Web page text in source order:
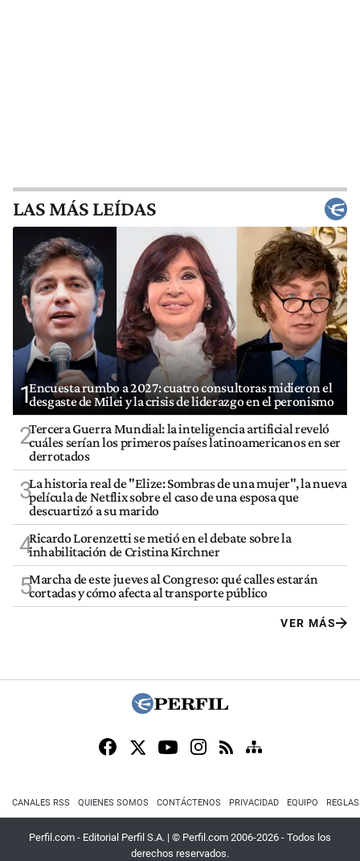
LAS MÁS LEÍDAS
1Encuesta rumbo a 2027: cuatro consultoras midieron el
desgaste de Milei y la crisis de liderazgo en el peronismo
2Tercera Guerra Mundial: la inteligencia artificial reveló
cuáles serían los primeros países latinoamericanos en ser
derrotados
3La historia real de "Elize: Sombras de una mujer", la nueva
película de Netflix sobre el caso de una esposa que
descuartizó a su marido
4Ricardo Lorenzetti se metió en el debate sobre la
inhabilitación de Cristina Kirchner
5Marcha de este jueves al Congreso: qué calles estarán
cortadas y cómo afecta al transporte público
VER MÁS
CANALES RSS QUIENES SOMOS CONTÁCTENOS PRIVACIDAD EQUIPO
Perfil.com - Editorial Perfil S.A. | © Perfil.com 2006-2026 - Todos los
derechos reservados.